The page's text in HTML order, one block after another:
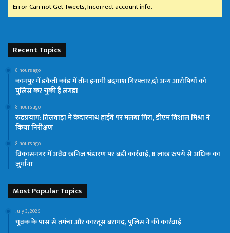
Error Can not Get Tweets, Incorrect account info.
Recent Topics
8 hours ago
कानपुर में डकैती कांड में तीन इनामी बदमाश गिरफ्तार,दो अन्य आरोपियों को
पुलिस कर चुकी है लंगड़ा
8 hours ago
रुद्रप्रयाग: तिलवाड़ा में केदारनाथ हाईवे पर मलबा गिरा, डीएम विशाल मिश्रा ने
किया निरीक्षण
8 hours ago
विकासनगर में अवैध खनिज भंडारण पर बड़ी कार्रवाई, 8 लाख रुपये से अधिक का
जुर्माना
Most Popular Topics
July 3, 2025
युवक के पास से तमंचा और कारतूस बरामद, पुलिस ने की कार्रवाई